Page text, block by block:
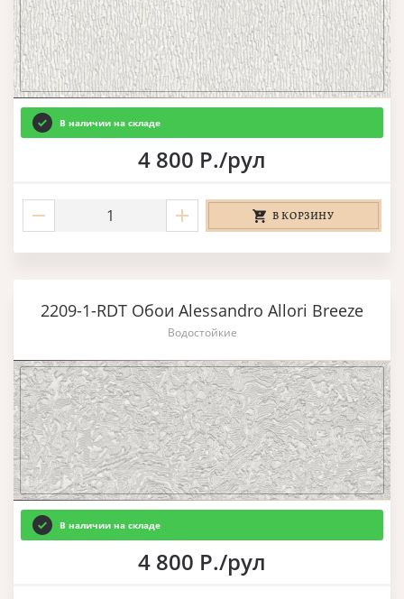
В наличии на складе
4 800 Р./рул
В КОРЗИНУ
2209-1-RDT Обои Alessandro Allori Breeze
Водостойкие
В наличии на складе
4 800 Р./рул